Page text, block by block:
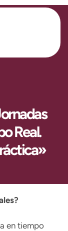
Real.
en tiempo